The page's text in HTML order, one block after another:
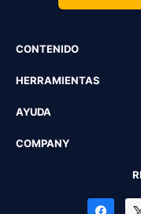
CONTENIDO
HERRAMIENTAS
AYUDA
COMPANY